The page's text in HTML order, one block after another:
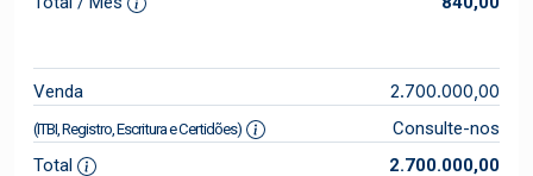
Venda 2.700.000,00
(ITBI, Registro, Escritura e Certidões)
Consulte-nos
Total
2.700.000,00